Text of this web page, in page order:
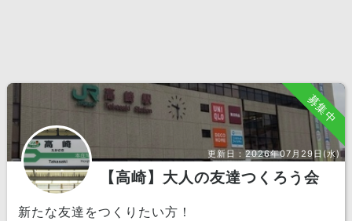
募集中
更新日：2026年07月29日(水)
【高崎】大人の友達つくろう会
新たな友達をつくりたい方！